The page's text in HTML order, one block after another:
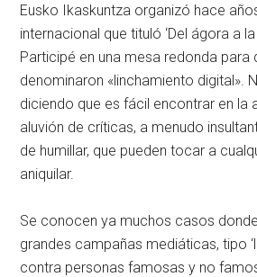
Eusko Ikaskuntza organizó hace
internacional que tituló ‘Del ágora a la
Participé en una mesa redonda para
denominaron «linchamiento digital».
diciendo que es fácil encontrar en la
aluvión de críticas, a menudo
de humillar, que pueden tocar a
aniquilar.
Se conocen ya muchos casos
grandes campañas mediáticas, tipo
contra personas famosas y no